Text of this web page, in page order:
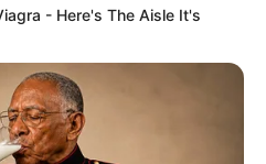
- Here's The Aisle It's